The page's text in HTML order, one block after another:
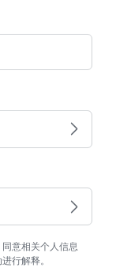
同意相关个人信息
行解释。